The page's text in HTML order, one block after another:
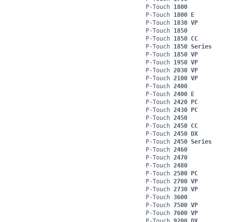
P-Touch 1800
P-Touch 1800 E
P-Touch 1830 VP
P-Touch 1850
P-Touch 1850 CC
P-Touch 1850 Series
P-Touch 1850 VP
P-Touch 1950 VP
P-Touch 2030 VP
P-Touch 2100 VP
P-Touch 2400
P-Touch 2400 E
P-Touch 2420 PC
P-Touch 2430 PC
P-Touch 2450
P-Touch 2450 CC
P-Touch 2450 DX
P-Touch 2450 Series
P-Touch 2460
P-Touch 2470
P-Touch 2480
P-Touch 2500 PC
P-Touch 2700 VP
P-Touch 2730 VP
P-Touch 3600
P-Touch 7500 VP
P-Touch 7600 VP